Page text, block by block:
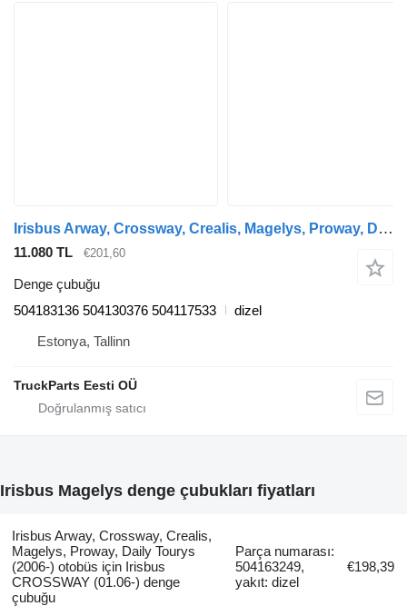
Irisbus Arway, Crossway, Crealis, Magelys, Proway, Daily Tourys (2006-) otobüs için Irisbus kavşak (01.06-) 504183136 denge çubuğu
11.080 TL €201,60
Denge çubuğu
504183136 504130376 504117533
dizel
Estonya, Tallinn
TruckParts Eesti OÜ
Irisbus Magelys denge çubukları fiyatları
Irisbus Arway, Crossway, Crealis,
Magelys, Proway, Daily Tourys
(2006-) otobüs için Irisbus
CROSSWAY (01.06-) denge
çubuğu
Parça numarası:
504163249,
yakıt: dizel
€198,39